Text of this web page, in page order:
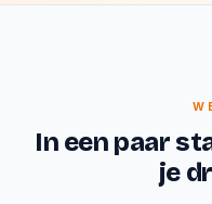
In een paar
je